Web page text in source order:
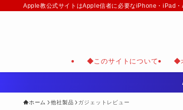
Apple教公式サイトはApple信者に必要なiPhone・iPad
◆このサイトについて ◆
ホーム 他社製品 ガジェットレビュー